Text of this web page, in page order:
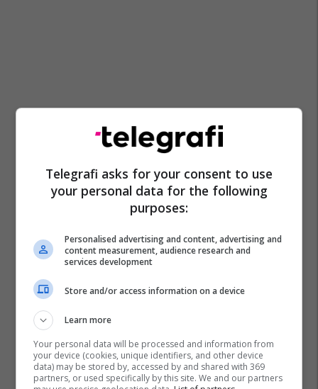
Telegrafi asks for your consent to use
your personal data for the following
purposes:
Personalised advertising and content, advertising and
content measurement, audience research and
services development
Store and/or access information on a device
Learn more
Your personal data will be processed and information from
your device (cookies, unique identifiers, and other device
data) may be stored by, accessed by and shared with 369
partners, or used specifically by this site. We and our partners